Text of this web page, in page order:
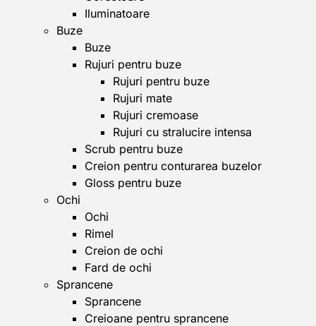
Iluminatoare
Buze
Buze
Rujuri pentru buze
Rujuri pentru buze
Rujuri mate
Rujuri cremoase
Rujuri cu stralucire intensa
Scrub pentru buze
Creion pentru conturarea buzelor
Gloss pentru buze
Ochi
Ochi
Rimel
Creion de ochi
Fard de ochi
Sprancene
Sprancene
Creioane pentru sprancene